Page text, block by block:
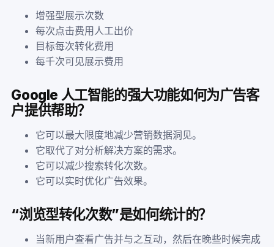
增强型展示次数
每次点击费用人工出价
目标每次转化费用
每千次可见展示费用
Google 人工智能的强大功能如何为广告客
户提供帮助？
它可以最大限度地减少营销数据洞见。
它取代了对分析解决方案的需求。
它可以减少搜索转化次数。
它可以实时优化广告效果。
“浏览型转化次数”是如何统计的？
当新用户查看广告并与之互动，然后在晚些时候完成